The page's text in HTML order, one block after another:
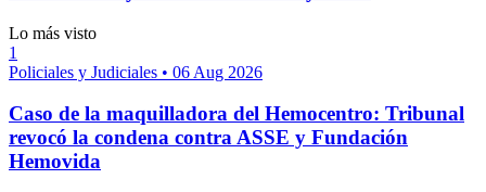
Lo más visto
1
Policiales y Judiciales • 06 Aug 2026
Caso de la maquilladora del Hemocentro: Tribunal
revocó la condena contra ASSE y Fundación
Hemovida